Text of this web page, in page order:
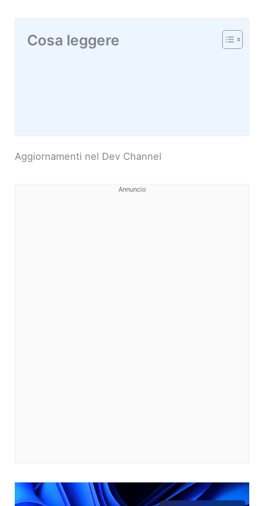
Cosa leggere
Aggiornamenti nel Dev Channel
Annuncio